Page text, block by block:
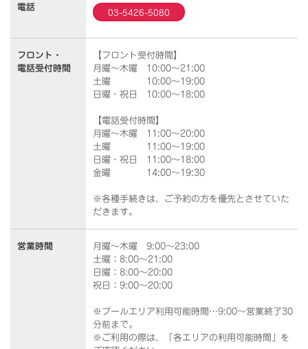
電話
03-5426-5080
フロント・
電話受付時間
【フロント受付時間】
月曜～木曜 10:00～21:00
土曜 10:00～19:00
日曜・祝日 10:00～18:00
【電話受付時間】
月曜～木曜 11:00～20:00
土曜 11:00～19:00
日曜・祝日 11:00～18:00
金曜 14:00～19:30
※各種手続きは、ご予約の方を優先とさせていた
だきます。
営業時間
月曜～木曜 9:00～23:00
土曜：8:00～21:00
日曜：8:00～20:00
祝日：9:00～20:00
※プールエリア利用可能時間…9:00～営業終了30
分前まで。
※ご利用の際は、「各エリアの利用可能時間」を